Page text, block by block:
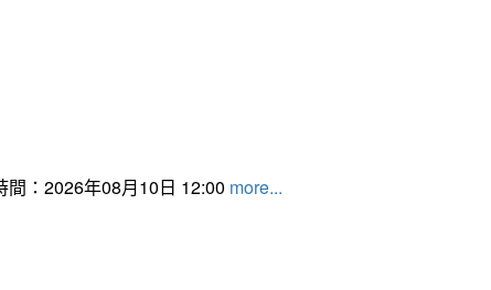
：2026年08月10日 12:00 more...